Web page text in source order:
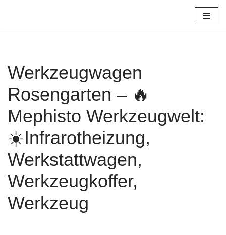
Werkzeugwagen
Rosengarten – 🔥
Mephisto Werkzeugwelt:
☀️Infrarotheizung,
Werkstattwagen,
Werkzeugkoffer,
Werkzeug